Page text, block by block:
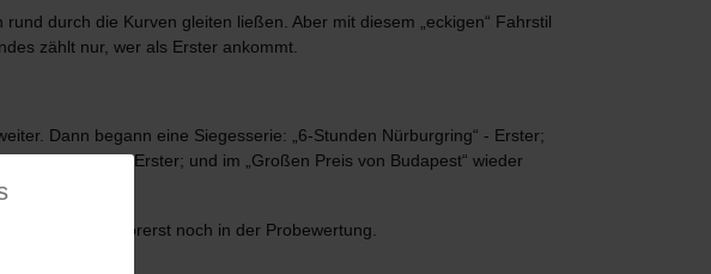
durch die Kurven gleiten ließen. Aber mit diesem „eckigen“ Fahrstil
zählt nur, wer als Erster ankommt.
Dann begann eine Siegesserie: „6-Stunden Nürburgring“ - Erster;
Bergrennen - Erster; und im „Großen Preis von Budapest“ wieder
Sieger. Vorerst noch in der Probewertung.